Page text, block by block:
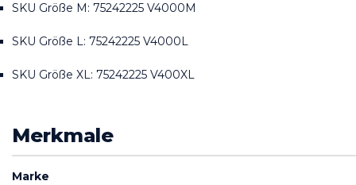
SKU Größe M: 75242225 V4000M
SKU Größe L: 75242225 V4000L
SKU Größe XL: 75242225 V400XL
Merkmale
Marke